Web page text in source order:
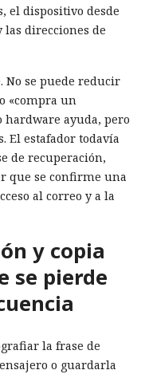
el dispositivo desde
las direcciones de
No se puede reducir
«compra un
hardware ayuda, pero
El estafador todavía
de recuperación,
que se confirme una
al correo y a la
y copia
se pierde
la frase de
o guardarla